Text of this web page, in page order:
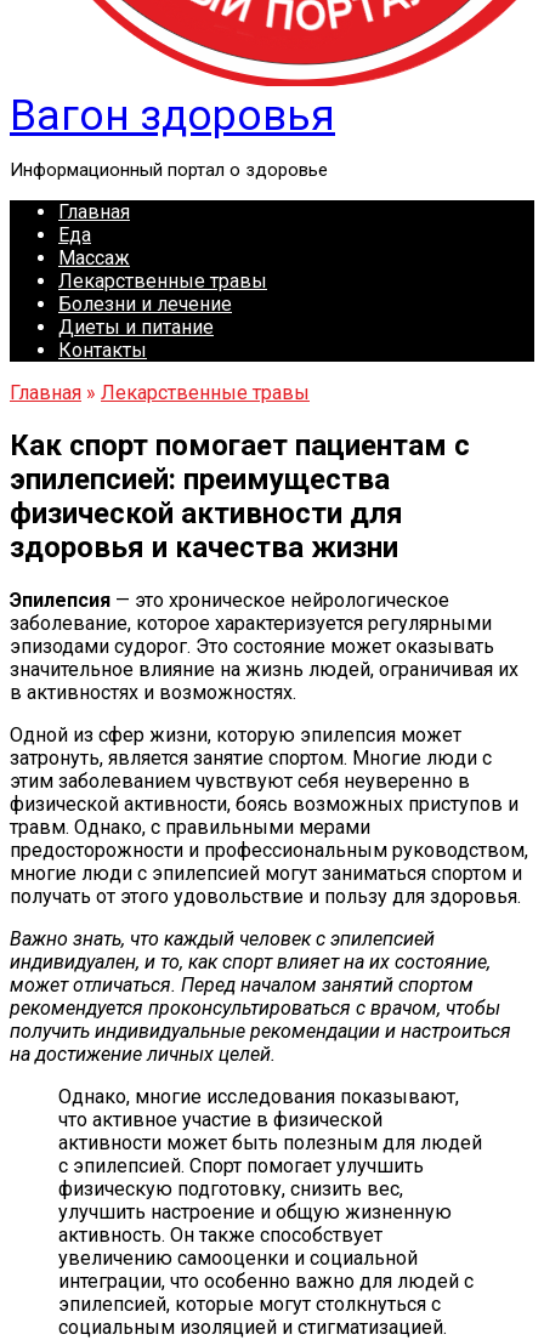
Вагон здоровья
Информационный портал о здоровье
Главная
Еда
Массаж
Лекарственные травы
Болезни и лечение
Диеты и питание
Контакты
Главная » Лекарственные травы
Как спорт помогает пациентам с
эпилепсией: преимущества
физической активности для
здоровья и качества жизни
Эпилепсия — это хроническое нейрологическое
заболевание, которое характеризуется регулярными
эпизодами судорог. Это состояние может оказывать
значительное влияние на жизнь людей, ограничивая их
в активностях и возможностях.
Одной из сфер жизни, которую эпилепсия может
затронуть, является занятие спортом. Многие люди с
этим заболеванием чувствуют себя неуверенно в
физической активности, боясь возможных приступов и
травм. Однако, с правильными мерами
предосторожности и профессиональным руководством,
многие люди с эпилепсией могут заниматься спортом и
получать от этого удовольствие и пользу для здоровья.
Важно знать, что каждый человек с эпилепсией
индивидуален, и то, как спорт влияет на их состояние,
может отличаться. Перед началом занятий спортом
рекомендуется проконсультироваться с врачом, чтобы
получить индивидуальные рекомендации и настроиться
на достижение личных целей.
Однако, многие исследования показывают,
что активное участие в физической
активности может быть полезным для людей
с эпилепсией. Спорт помогает улучшить
физическую подготовку, снизить вес,
улучшить настроение и общую жизненную
активность. Он также способствует
увеличению самооценки и социальной
интеграции, что особенно важно для людей с
эпилепсией, которые могут столкнуться с
социальным изоляцией и стигматизацией.